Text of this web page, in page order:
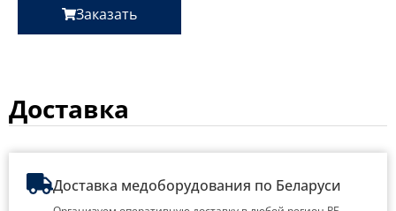
Заказать
Доставка
Доставка медоборудования по Беларуси